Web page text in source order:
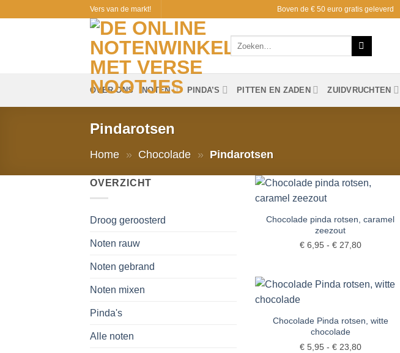
Vers van de markt! Boven de € 50 euro gratis geleverd
naar:
OVER ONS NOTEN PINDA’S PITTEN EN ZADEN ZUIDVRUCHTEN
Pindarotsen
Home » Chocolade » Pindarotsen
OVERZICHT
Droog geroosterd
Noten rauw
Noten gebrand
Noten mixen
Pinda's
Alle noten
aan
Chocolade pinda rotsen, caramel
zeezout
€6,95 - €27,80Prijsklasse:
€ 27,80
aan
Chocolade Pinda rotsen, witte
chocolade
€5,95 - €23,80Prijsklasse: